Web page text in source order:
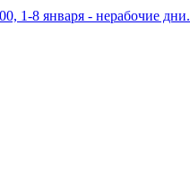
1-8 января - нерабочие дни.